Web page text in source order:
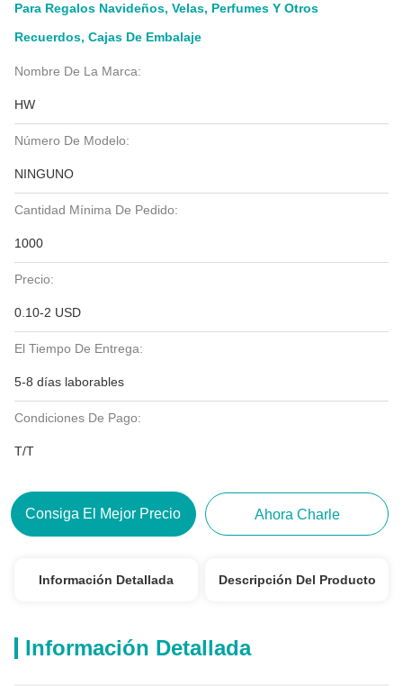
Para Regalos Navideños, Velas, Perfumes Y Otros
Recuerdos, Cajas De Embalaje
Nombre De La Marca:
HW
Número De Modelo:
NINGUNO
Cantidad Mínima De Pedido:
1000
Precio:
0.10-2 USD
El Tiempo De Entrega:
5-8 días laborables
Condiciones De Pago:
T/T
Consiga El Mejor Precio Ahora Charle
Información Detallada Descripción Del Producto
Información Detallada